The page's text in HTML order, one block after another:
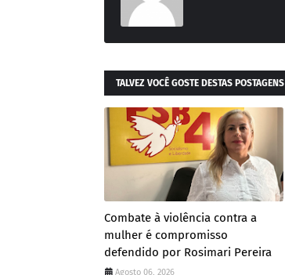
TALVEZ VOCÊ GOSTE DESTAS POSTAGENS
Combate à violência contra a
mulher é compromisso
defendido por Rosimari Pereira
Agosto 06, 2026